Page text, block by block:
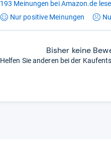
193 Meinungen bei Amazon.de
Nur positive Meinungen
Bisher keine
Helfen Sie anderen bei der